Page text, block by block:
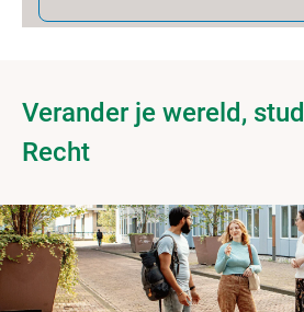
Verander je wereld,
Recht